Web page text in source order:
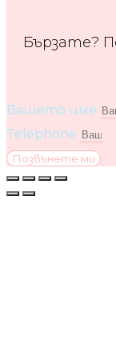
Бързате?
Вашето име
Telephone
Позвънете ми